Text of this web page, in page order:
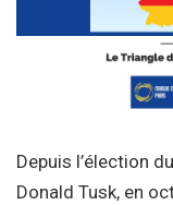
Depuis l’élection
Donald Tusk, en